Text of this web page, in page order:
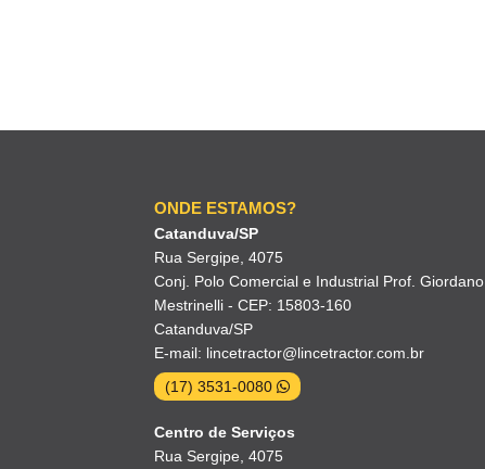
ONDE ESTAMOS?
Catanduva/SP
Rua Sergipe, 4075
Conj. Polo Comercial e Industrial Prof. Giordano
Mestrinelli - CEP: 15803-160
Catanduva/SP
E-mail: lincetractor@lincetractor.com.br
(17) 3531-0080
Centro de Serviços
Rua Sergipe, 4075